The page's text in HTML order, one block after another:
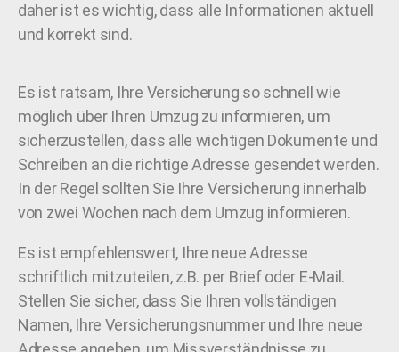
daher ist es wichtig, dass alle Informationen aktuell
und korrekt sind.
Es ist ratsam, Ihre Versicherung so schnell wie
möglich über Ihren Umzug zu informieren, um
sicherzustellen, dass alle wichtigen Dokumente und
Schreiben an die richtige Adresse gesendet werden.
In der Regel sollten Sie Ihre Versicherung innerhalb
von zwei Wochen nach dem Umzug informieren.
Es ist empfehlenswert, Ihre neue Adresse
schriftlich mitzuteilen, z.B. per Brief oder E-Mail.
Stellen Sie sicher, dass Sie Ihren vollständigen
Namen, Ihre Versicherungsnummer und Ihre neue